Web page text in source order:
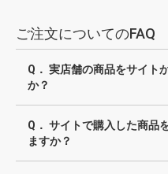
ご注文についてのFAQ
Q． 実店舗の商品をサイト
か？
Q． サイトで購入した商品
ますか？
イラストレ
ーター
アダルトグ
ッズ